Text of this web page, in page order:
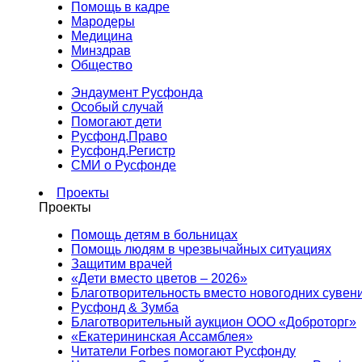
Помощь в кадре
Мародеры
Медицина
Минздрав
Общество
Эндаумент Русфонда
Особый случай
Помогают дети
Русфонд.Право
Русфонд.Регистр
СМИ о Русфонде
Проекты
Проекты
Помощь детям в больницах
Помощь людям в чрезвычайных ситуациях
Защитим врачей
«Дети вместо цветов – 2026»
Благотворительность вместо новогодних
Русфонд & Зумба
Благотворительный аукцион ООО «Доброторг»
«Екатерининская Ассамблея»
Читатели Forbes помогают Русфонду